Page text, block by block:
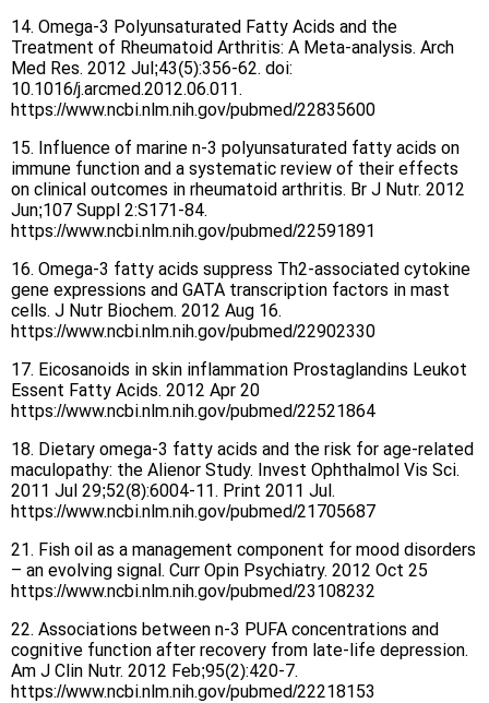
14. Omega-3 Polyunsaturated Fatty Acids and the
Treatment of Rheumatoid Arthritis: A Meta-analysis. Arch
Med Res. 2012 Jul;43(5):356-62. doi:
10.1016/j.arcmed.2012.06.011.
https://www.ncbi.nlm.nih.gov/pubmed/22835600
15. Influence of marine n-3 polyunsaturated fatty acids on
immune function and a systematic review of their effects
on clinical outcomes in rheumatoid arthritis. Br J Nutr. 2012
Jun;107 Suppl 2:S171-84.
https://www.ncbi.nlm.nih.gov/pubmed/22591891
16. Omega-3 fatty acids suppress Th2-associated cytokine
gene expressions and GATA transcription factors in mast
cells. J Nutr Biochem. 2012 Aug 16.
https://www.ncbi.nlm.nih.gov/pubmed/22902330
17. Eicosanoids in skin inflammation Prostaglandins Leukot
Essent Fatty Acids. 2012 Apr 20
https://www.ncbi.nlm.nih.gov/pubmed/22521864
18. Dietary omega-3 fatty acids and the risk for age-related
maculopathy: the Alienor Study. Invest Ophthalmol Vis Sci.
2011 Jul 29;52(8):6004-11. Print 2011 Jul.
https://www.ncbi.nlm.nih.gov/pubmed/21705687
21. Fish oil as a management component for mood disorders
– an evolving signal. Curr Opin Psychiatry. 2012 Oct 25
https://www.ncbi.nlm.nih.gov/pubmed/23108232
22. Associations between n-3 PUFA concentrations and
cognitive function after recovery from late-life depression.
Am J Clin Nutr. 2012 Feb;95(2):420-7.
https://www.ncbi.nlm.nih.gov/pubmed/22218153